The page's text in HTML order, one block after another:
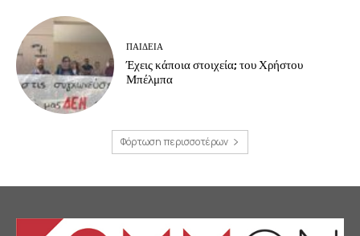
ΠΑΙΔΕΙΑ
Έχεις κάποια στοιχεία; του Χρήστου
Μπέλμπα
Φόρτωση περισσοτέρων